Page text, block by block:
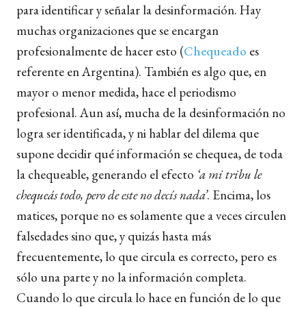
para identificar y señalar la desinformación. Hay
muchas organizaciones que se encargan
profesionalmente de hacer esto (Chequeado es
referente en Argentina). También es algo que, en
mayor o menor medida, hace el periodismo
profesional. Aun así, mucha de la desinformación no
logra ser identificada, y ni hablar del dilema que
supone decidir qué información se chequea, de toda
la chequeable, generando el efecto ‘a mi tribu le
chequeás todo, pero de este no decís nada’. Encima, los
matices, porque no es solamente que a veces circulen
falsedades sino que, y quizás hasta más
frecuentemente, lo que circula es correcto, pero es
sólo una parte y no la información completa.
Cuando lo que circula lo hace en función de lo que